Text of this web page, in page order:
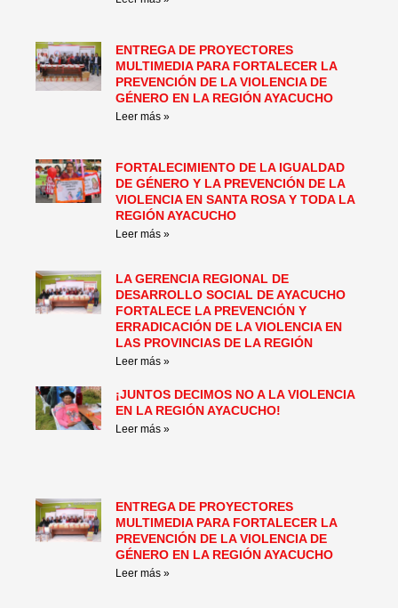
ENTREGA DE PROYECTORES
MULTIMEDIA PARA FORTALECER LA
PREVENCIÓN DE LA VIOLENCIA DE
GÉNERO EN LA REGIÓN AYACUCHO
Leer más »
FORTALECIMIENTO DE LA IGUALDAD
DE GÉNERO Y LA PREVENCIÓN DE LA
VIOLENCIA EN SANTA ROSA Y TODA LA
REGIÓN AYACUCHO
Leer más »
LA GERENCIA REGIONAL DE
DESARROLLO SOCIAL DE AYACUCHO
FORTALECE LA PREVENCIÓN Y
ERRADICACIÓN DE LA VIOLENCIA EN
LAS PROVINCIAS DE LA REGIÓN
Leer más »
¡JUNTOS DECIMOS NO A LA VIOLENCIA
EN LA REGIÓN AYACUCHO!
Leer más »
ENTREGA DE PROYECTORES
MULTIMEDIA PARA FORTALECER LA
PREVENCIÓN DE LA VIOLENCIA DE
GÉNERO EN LA REGIÓN AYACUCHO
Leer más »